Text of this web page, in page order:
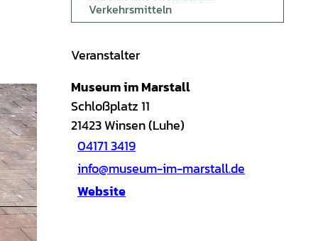
Verkehrsmitteln
Veranstalter
Museum im Marstall
Schloßplatz 11
21423Winsen (Luhe)
04171 3419
info@museum-im-marstall.de
Website